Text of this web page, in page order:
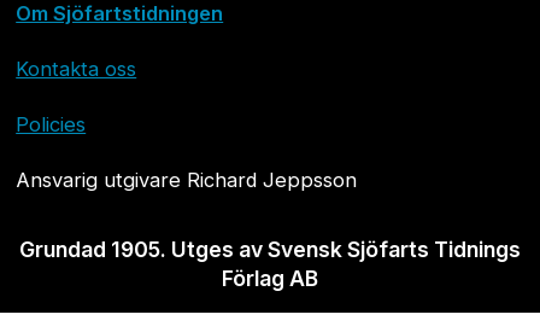
Om Sjöfartstidningen
Kontakta oss
Policies
Ansvarig utgivare Richard Jeppsson
Grundad 1905. Utges av Svensk Sjöfarts Tidnings
Förlag AB